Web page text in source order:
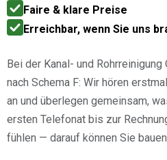
Faire & klare Preise
Erreichbar, wenn Sie uns
Bei der Kanal- und
nach Schema F: Wir hören
an und überlegen gemeinsam,
ersten Telefonat bis zur
fühlen — darauf können Sie